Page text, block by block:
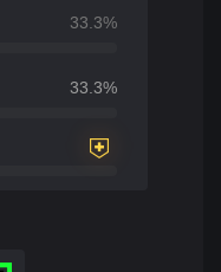
33.3%
33.3%